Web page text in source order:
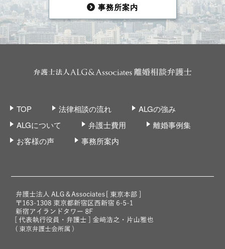
事務所案内
TOP 法律相談の流れ
ALGの強み
ALGについて
弁護士費用
離婚事例集
お客様の声
事務所案内